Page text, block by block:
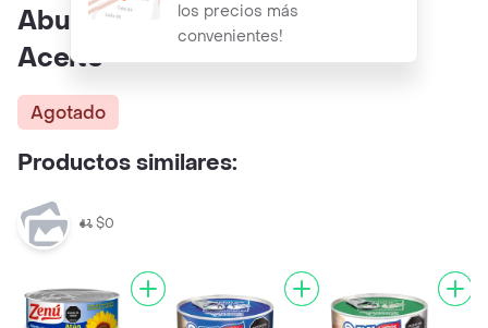
los precios más
convenientes!
Aburra Macarela Lomo Fino En
Aceite
Agotado
Productos similares:
$0